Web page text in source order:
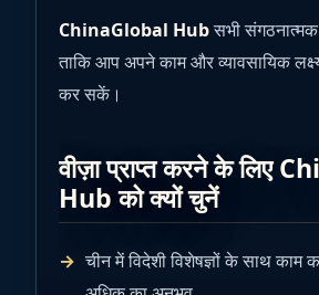
ChinaGlobal Hubसभी
ताकि आप अपने काम और व्यावसायिक
कर सकें।
वीज़ा प्राप्त करने के लिए
Hub को क्यों चुनें
चीन में विदेशी विशेषज्ञों के साथ काम